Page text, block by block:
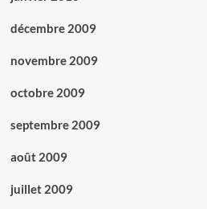
décembre 2009
novembre 2009
octobre 2009
septembre 2009
août 2009
juillet 2009